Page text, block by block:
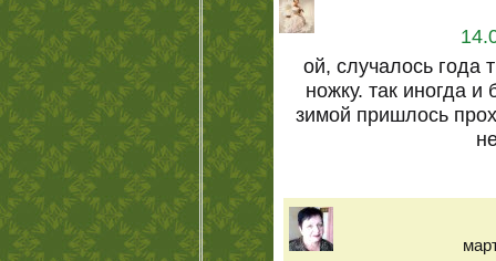
ой, случалось года
ножку. так иногда
зимой пришлось